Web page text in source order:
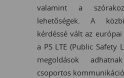
valamint a
lehetőségek. A
kérdéssé vált az
a PS LTE (Public Safety
megoldások
csoportos